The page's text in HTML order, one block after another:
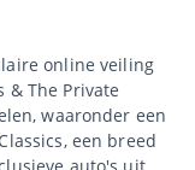
online veiling
& The Private
waaronder een
een breed